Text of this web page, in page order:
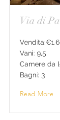
Via di
Vani: 9,5
Camere da
Bagni: 3
Read More